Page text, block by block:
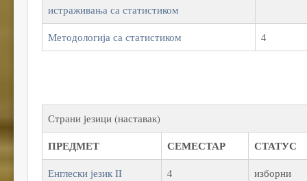
истраживања са статистиком
Методологија са статистиком 4
Страни језици (наставак)
ПРЕДМЕТ СЕМЕСТАР СТАТУС
Енглески језик II 4
изборни